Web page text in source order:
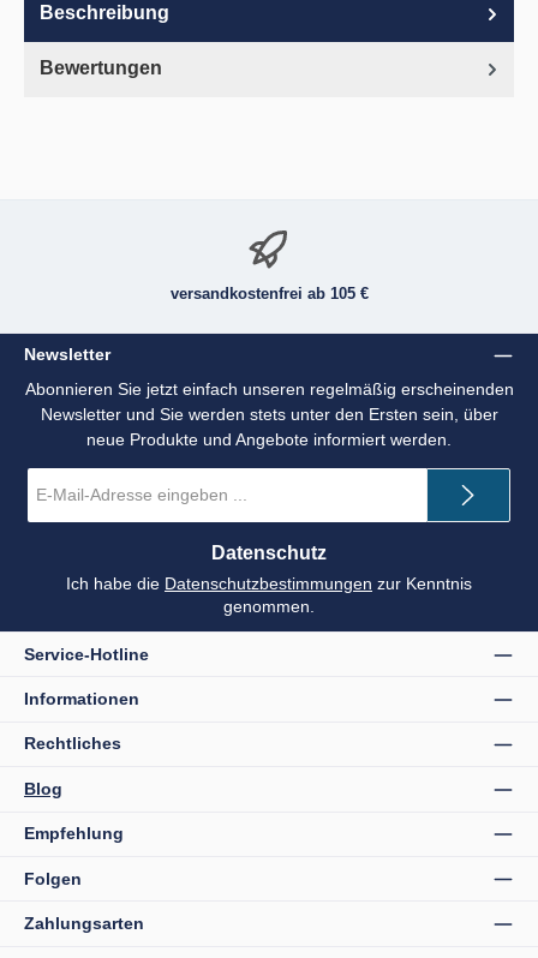
Beschreibung
Bewertungen
versandkostenfrei ab 105 €
Newsletter
Abonnieren Sie jetzt einfach unseren regelmäßig erscheinenden
Newsletter und Sie werden stets unter den Ersten sein, über
neue Produkte und Angebote informiert werden.
Mail-
*
Datenschutz
Ich habe die Datenschutzbestimmungen zur Kenntnis
genommen.
Service-Hotline
Informationen
Rechtliches
Blog
Empfehlung
Folgen
Zahlungsarten